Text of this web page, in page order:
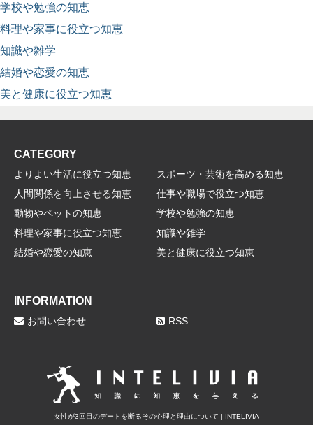
学校や勉強の知恵
料理や家事に役立つ知恵
知識や雑学
結婚や恋愛の知恵
美と健康に役立つ知恵
CATEGORY
よりよい生活に役立つ知恵
スポーツ・芸術を高める知恵
人間関係を向上させる知恵
仕事や職場で役立つ知恵
動物やペットの知恵
学校や勉強の知恵
料理や家事に役立つ知恵
知識や雑学
結婚や恋愛の知恵
美と健康に役立つ知恵
INFORMATION
お問い合わせ RSS
女性が3回目のデートを断るその心理と理由について | INTELIVIA